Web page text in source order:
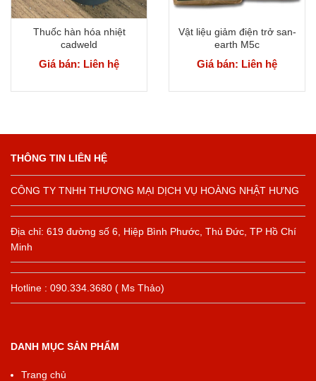
Thuốc hàn hóa nhiệt
cadweld
Giá bán: Liên hệ
Vật liệu giảm điện trở san-
earth M5c
Giá bán: Liên hệ
THÔNG TIN LIÊN HỆ
CÔNG TY TNHH THƯƠNG MẠI DỊCH VỤ HOÀNG NHẬT HƯNG
Địa chỉ: 619 đường số 6, Hiệp Bình Phước, Thủ Đức, TP Hồ Chí
Minh
Hotline : 090.334.3680 ( Ms Thảo)
DANH MỤC SẢN PHẨM
Trang chủ